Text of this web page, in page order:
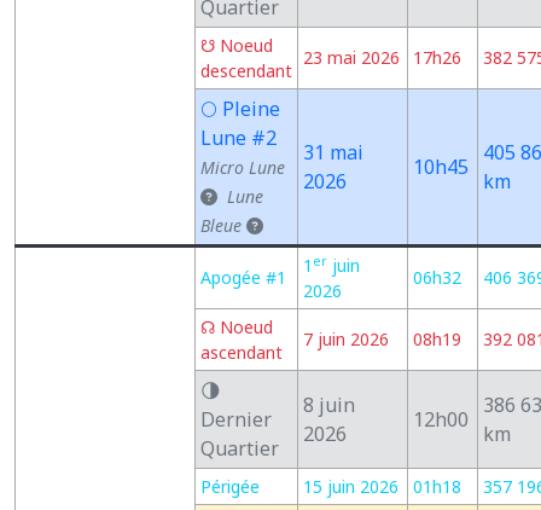
Quartier
☋ Noeud
descendant
23 mai 2026 17h26 382
🌕 Pleine
Lune #2
Micro Lune
Lune
Bleue
31 mai
2026
10h45
405
km
Apogée #1
1 er juin
2026
06h32 406
☊ Noeud
ascendant
7 juin 2026 08h19 392
🌗
Dernier
Quartier
8 juin
2026
12h00
386
km
Périgée 15 juin 2026 01h18 357